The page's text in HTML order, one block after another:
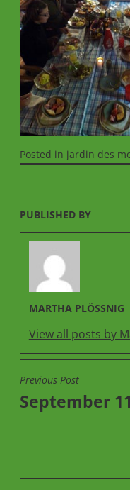
Posted in jardin des
PUBLISHED BY
MARTHA PLÖSSNIG
View all posts by
Previous Post
September 11